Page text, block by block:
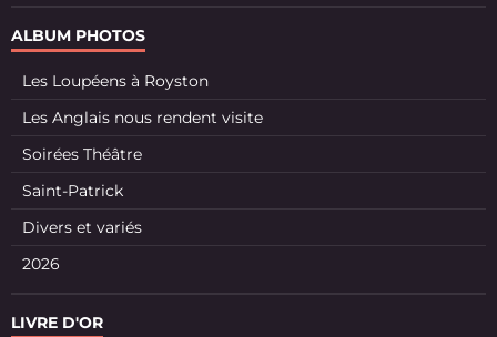
ALBUM PHOTOS
Les Loupéens à Royston
Les Anglais nous rendent visite
Soirées Théâtre
Saint-Patrick
Divers et variés
2026
LIVRE D'OR